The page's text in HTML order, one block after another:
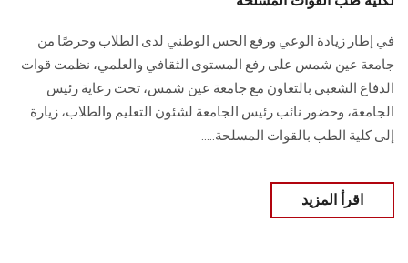
في إطار زيادة الوعي ورفع الحس الوطني لدى الطلاب وحرصًا من
جامعة عين شمس على رفع المستوى الثقافي والعلمي، نظمت قوات
الدفاع الشعبي بالتعاون مع جامعة عين شمس، تحت رعاية رئيس
الجامعة، وحضور نائب رئيس الجامعة لشئون التعليم والطلاب، زيارة
إلى كلية الطب بالقوات المسلحة.....
اقرأ المزيد